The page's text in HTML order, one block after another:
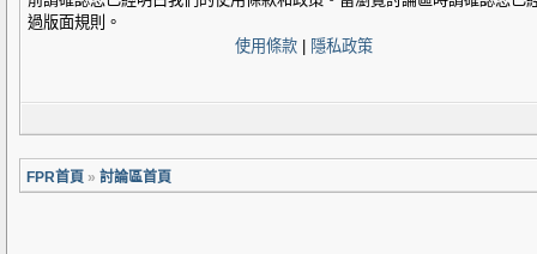
過版面規則。
使用條款
隱私政策
FPR首頁 » 討論區首頁